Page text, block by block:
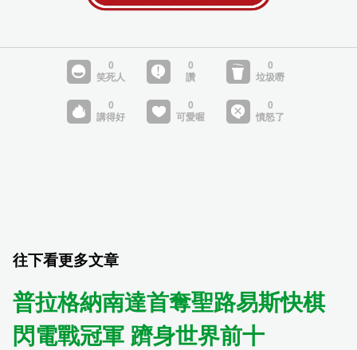
往下看更多文章
普拉格納南達首奪聖路易斯快棋
閃電戰冠軍 躋身世界前十